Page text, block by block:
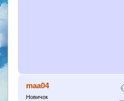
maa04
Новичок